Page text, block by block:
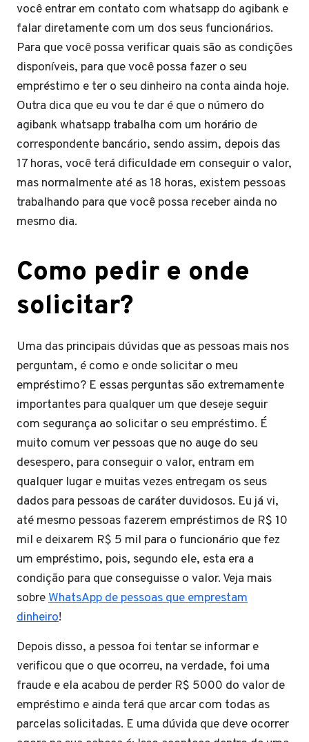
você entrar em contato com whatsapp do agibank e
falar diretamente com um dos seus funcionários.
Para que você possa verificar quais são as condições
disponíveis, para que você possa fazer o seu
empréstimo e ter o seu dinheiro na conta ainda hoje.
Outra dica que eu vou te dar é que o número do
agibank whatsapp trabalha com um horário de
correspondente bancário, sendo assim, depois das
17 horas, você terá dificuldade em conseguir o valor,
mas normalmente até as 18 horas, existem pessoas
trabalhando para que você possa receber ainda no
mesmo dia.
Como pedir e onde
solicitar?
Uma das principais dúvidas que as pessoas mais nos
perguntam, é como e onde solicitar o meu
empréstimo? E essas perguntas são extremamente
importantes para qualquer um que deseje seguir
com segurança ao solicitar o seu empréstimo. É
muito comum ver pessoas que no auge do seu
desespero, para conseguir o valor, entram em
qualquer lugar e muitas vezes entregam os seus
dados para pessoas de caráter duvidosos. Eu já vi,
até mesmo pessoas fazerem empréstimos de R$ 10
mil e deixarem R$ 5 mil para o funcionário que fez
um empréstimo, pois, segundo ele, esta era a
condição para que conseguisse o valor. Veja mais
sobreWhatsApp de pessoas que emprestam
dinheiro!
Depois disso, a pessoa foi tentar se informar e
verificou que o que ocorreu, na verdade, foi uma
fraude e ela acabou de perder R$ 5000 do valor de
empréstimo e ainda terá que arcar com todas as
parcelas solicitadas. E uma dúvida que deve ocorrer